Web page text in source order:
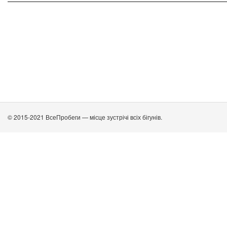
© 2015-2021 ВсеПробеги — місце зустрічі всіх бігунів.